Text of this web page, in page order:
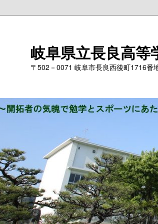
岐阜県立長良高等
〒502－0071 岐阜市長良西後町1716